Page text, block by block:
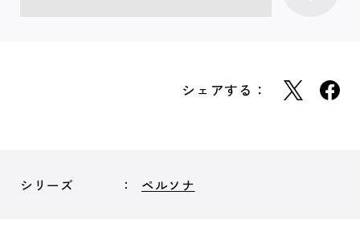
シェアする：
シリーズ ペルソナ